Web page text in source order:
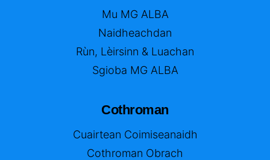
Mu MG ALBA
Naidheachdan
Rùn, Lèirsinn & Luachan
Sgioba MG ALBA
Cothroman
Cuairtean Coimiseanaidh
Cothroman Obrach